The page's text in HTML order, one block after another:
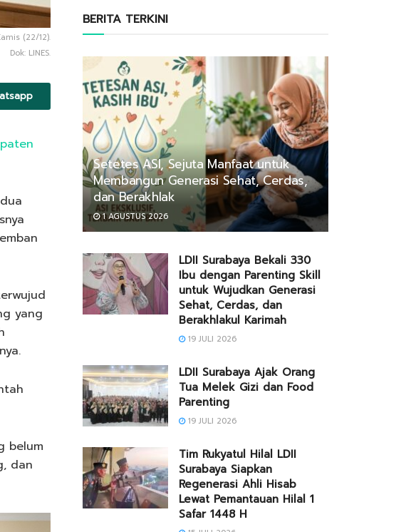
(22/12).
Dok: LINES.
yang
belum
dan
BERITA TERKINI
Setetes ASI, Sejuta Manfaat untuk
Membangun Generasi Sehat, Cerdas,
dan Berakhlak
1 AGUSTUS 2026
LDII Surabaya Bekali 330
Ibu dengan Parenting Skill
untuk Wujudkan Generasi
Sehat, Cerdas, dan
Berakhlakul Karimah
19 JULI 2026
LDII Surabaya Ajak Orang
Tua Melek Gizi dan Food
Parenting
19 JULI 2026
Tim Rukyatul Hilal LDII
Surabaya Siapkan
Regenerasi Ahli Hisab
Lewat Pemantauan Hilal 1
Safar 1448 H